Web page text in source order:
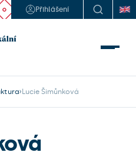
Přihlášení
Lucie Šimůnková